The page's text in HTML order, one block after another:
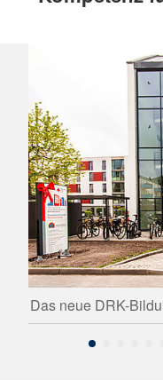
Das neue DRK-